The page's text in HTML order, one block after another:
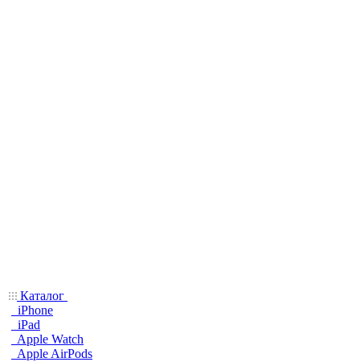
Каталог
iPhone
iPad
Apple Watch
Apple AirPods